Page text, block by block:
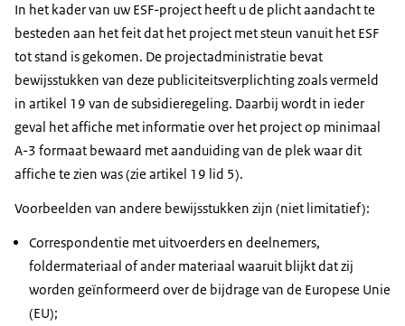
In het kader van uw ESF-project heeft u de plicht aandacht te
besteden aan het feit dat het project met steun vanuit het ESF
tot stand is gekomen. De projectadministratie bevat
bewijsstukken van deze publiciteitsverplichting zoals vermeld
in artikel 19 van de subsidieregeling. Daarbij wordt in ieder
geval het affiche met informatie over het project op minimaal
A-3 formaat bewaard met aanduiding van de plek waar dit
affiche te zien was (zie artikel 19 lid 5).
Voorbeelden van andere bewijsstukken zijn (niet limitatief):
Correspondentie met uitvoerders en deelnemers,
foldermateriaal of ander materiaal waaruit blijkt dat zij
worden geïnformeerd over de bijdrage van de Europese Unie
(EU);